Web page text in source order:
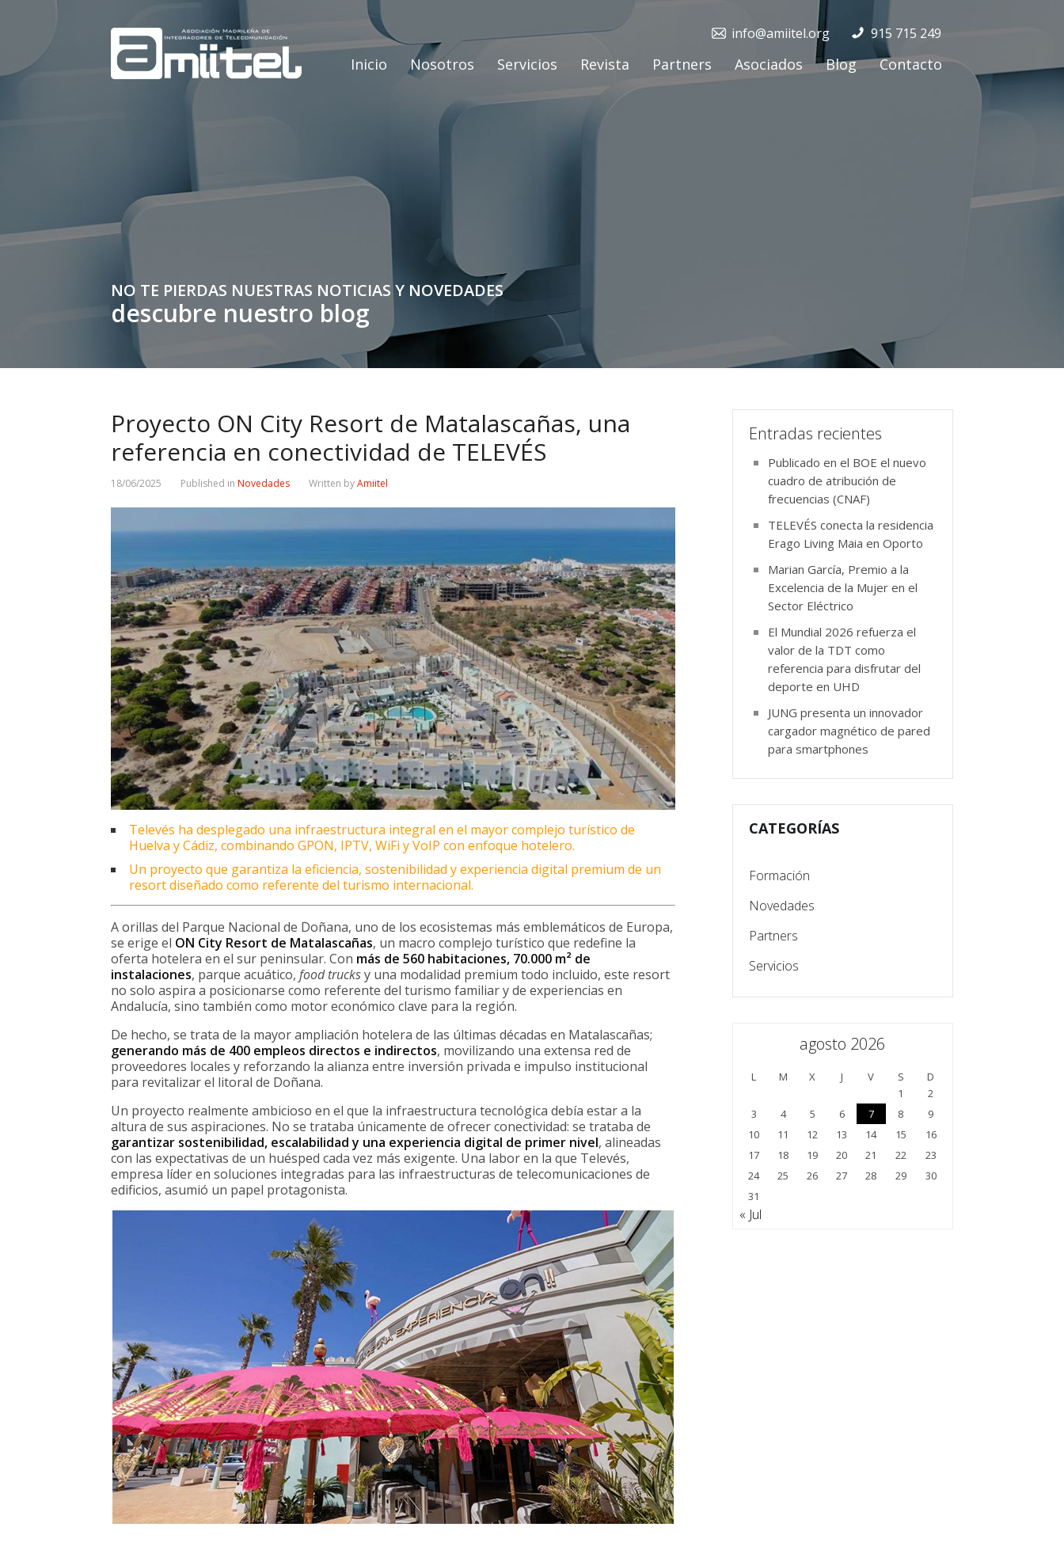
915 715 249
info@amiitel.org
Inicio Nosotros Servicios Revista Partners Asociados Blog Contacto
NO TE PIERDAS NUESTRAS NOTICIAS Y NOVEDADES
descubre nuestro blog
Proyecto ON City Resort de Matalascañas, una
referencia en conectividad de TELEVÉS
18/06/2025 Published in Novedades Written byAmiitel
Televés ha desplegado una infraestructura integral en el mayor complejo turístico de
Huelva y Cádiz, combinando GPON, IPTV, WiFi y VoIP con enfoque hotelero.
Un proyecto que garantiza la eficiencia, sostenibilidad y experiencia digital premium de un
resort diseñado como referente del turismo internacional.
A orillas del Parque Nacional de Doñana, uno de los ecosistemas más emblemáticos de Europa,
se erige el ON City Resort de Matalascañas, un macro complejo turístico que redefine la
oferta hotelera en el sur peninsular. Con más de 560 habitaciones, 70.000 m² de
instalaciones, parque acuático, food trucksy una modalidad premium todo incluido, este resort
no solo aspira a posicionarse como referente del turismo familiar y de experiencias en
Andalucía, sino también como motor económico clave para la región.
De hecho, se trata de la mayor ampliación hotelera de las últimas décadas en Matalascañas;
generando más de 400 empleos directos e indirectos, movilizando una extensa red de
proveedores locales y reforzando la alianza entre inversión privada e impulso institucional
para revitalizar el litoral de Doñana.
Un proyecto realmente ambicioso en el que la infraestructura tecnológica debía estar a la
altura de sus aspiraciones. No se trataba únicamente de ofrecer conectividad: se trataba de
garantizar sostenibilidad, escalabilidad y una experiencia digital de primer nivel, alineadas
con las expectativas de un huésped cada vez más exigente. Una labor en la que Televés,
empresa líder en soluciones integradas para las infraestructuras de telecomunicaciones de
edificios, asumió un papel protagonista.
Entradas recientes
Publicado en el BOE el nuevo
cuadro de atribución de
frecuencias (CNAF)
TELEVÉS conecta la residencia
Erago Living Maia en Oporto
Marian García, Premio a la
Excelencia de la Mujer en el
Sector Eléctrico
El Mundial 2026 refuerza el
valor de la TDT como
referencia para disfrutar del
deporte en UHD
JUNG presenta un innovador
cargador magnético de pared
para smartphones
CATEGORÍAS
Formación
Novedades
Partners
Servicios
agosto 2026
L M X J V S
D
1
2
3
4 5 6 7 8
9
10
11 12 13 14 15
16
17
18 19 20 21 22
23
24
25 26 27 28 29
30
31
« Jul